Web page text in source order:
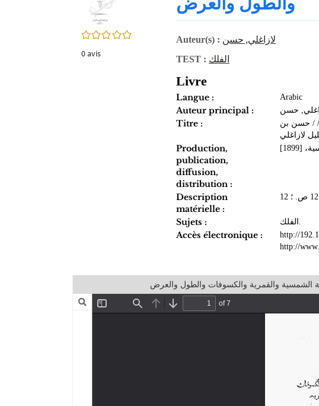
0/5
0avis
Auteur(s) : لازاغلي, حسن
TEST : الفلك
Livre
Langue : Arabic
Auteur principal : حسن
Titre :
/ حسن بن
لازاغلي
Production,
publication,
diffusion,
distribution :
‏[1899]‏
Description
matérielle :
Sujets : الفلك.
Accès électronique :
http://
http://
الشمسية والقمرية والكسوفات والطول والعرض